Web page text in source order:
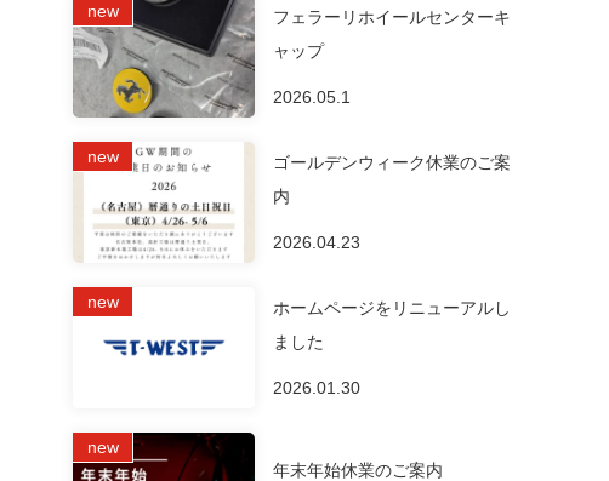
フェラーリホイールセンターキ
ャップ
2026.05.1
ゴールデンウィーク休業のご案
内
2026.04.23
ホームページをリニューアルし
ました
2026.01.30
年末年始休業のご案内